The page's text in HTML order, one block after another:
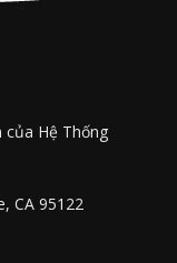
của Hệ Thống
CA 95122